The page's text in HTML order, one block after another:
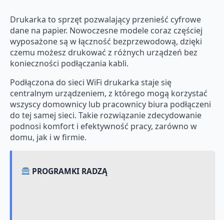
Drukarka to sprzęt pozwalający przenieść cyfrowe
dane na papier. Nowoczesne modele coraz częściej
wyposażone są w łączność bezprzewodową, dzięki
czemu możesz drukować z różnych urządzeń bez
konieczności podłączania kabli.
Podłączona do sieci WiFi drukarka staje się
centralnym urządzeniem, z którego mogą korzystać
wszyscy domownicy lub pracownicy biura podłączeni
do tej samej sieci. Takie rozwiązanie zdecydowanie
podnosi komfort i efektywność pracy, zarówno w
domu, jak i w firmie.
PROGRAMKI RADZĄ